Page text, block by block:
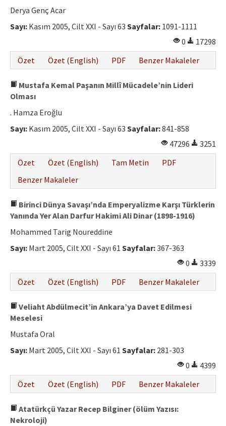
Derya Genç Acar
Sayı: Kasım 2005, Cilt XXI - Sayı 63 Sayfalar: 1091-1111
0
17298
Özet
Özet (English) PDF Benzer Makaleler
Mustafa Kemal Paşanın Millî Mücadele’nin Lideri
Olması
. Hamza Eroğlu
Sayı: Kasım 2005, Cilt XXI - Sayı 63 Sayfalar:841-858
47296
3251
Özet
Özet (English) Tam Metin
PDF
Benzer Makaleler
Birinci Dünya Savaşı’nda Emperyalizme Karşı Türklerin
Yanında Yer Alan Darfur Hakimi Ali Dinar (1898-1916)
Mohammed Tarig Noureddine
Sayı: Mart 2005, Cilt XXI - Sayı 61 Sayfalar:367-363
0
3339
Özet
Özet (English) PDF Benzer Makaleler
Veliaht Abdülmecit’in Ankara’ya Davet Edilmesi
Meselesi
Mustafa Oral
Sayı: Mart 2005, Cilt XXI - Sayı 61 Sayfalar: 281-303
0
4399
Özet
Özet (English) PDF Benzer Makaleler
Atatürkçü Yazar Recep Bilginer (ölüm Yazısı:
Nekroloji)